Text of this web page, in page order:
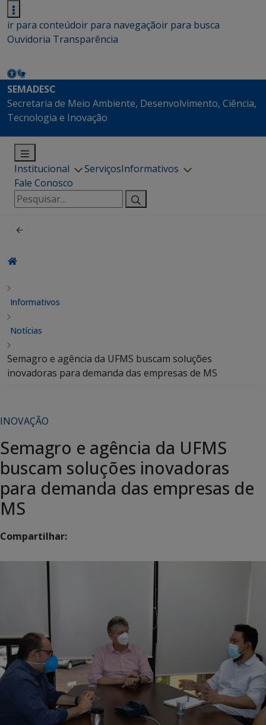
ir para conteúdoir para navegaçãoir para busca
Ouvidoria Transparência
SEMADESC
Secretaria de Meio Ambiente, Desenvolvimento, Ciência,
Tecnologia e Inovação
Institucional ServiçosInformativos
Fale Conosco
Pesquisar
por:
Informativos
Notícias
Semagro e agência da UFMS buscam soluções
inovadoras para demanda das empresas de MS
INOVAÇÃO
Semagro e agência da UFMS
buscam soluções inovadoras
para demanda das empresas de
MS
Compartilhar: